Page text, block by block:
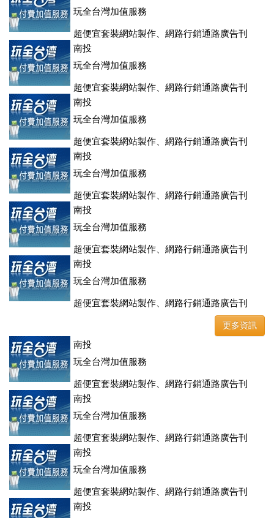
玩全台灣加值服務
超便宜套裝網站製作、網路行銷通路廣告刊
登、訂房系統、客房委託旅行社銷售，全面優惠中....
南投
玩全台灣加值服務
超便宜套裝網站製作、網路行銷通路廣告刊
登、訂房系統、客房委託旅行社銷售，全面優惠中....
南投
玩全台灣加值服務
超便宜套裝網站製作、網路行銷通路廣告刊
登、訂房系統、客房委託旅行社銷售，全面優惠中....
南投
玩全台灣加值服務
超便宜套裝網站製作、網路行銷通路廣告刊
登、訂房系統、客房委託旅行社銷售，全面優惠中....
南投
玩全台灣加值服務
超便宜套裝網站製作、網路行銷通路廣告刊
登、訂房系統、客房委託旅行社銷售，全面優惠中....
南投
玩全台灣加值服務
超便宜套裝網站製作、網路行銷通路廣告刊
登、訂房系統、客房委託旅行社銷售，全面優惠中....
更多資訊
南投
玩全台灣加值服務
超便宜套裝網站製作、網路行銷通路廣告刊
登、訂房系統、客房委託旅行社銷售，全面優惠中....
南投
玩全台灣加值服務
超便宜套裝網站製作、網路行銷通路廣告刊
登、訂房系統、客房委託旅行社銷售，全面優惠中....
南投
玩全台灣加值服務
超便宜套裝網站製作、網路行銷通路廣告刊
登、訂房系統、客房委託旅行社銷售，全面優惠中....
南投